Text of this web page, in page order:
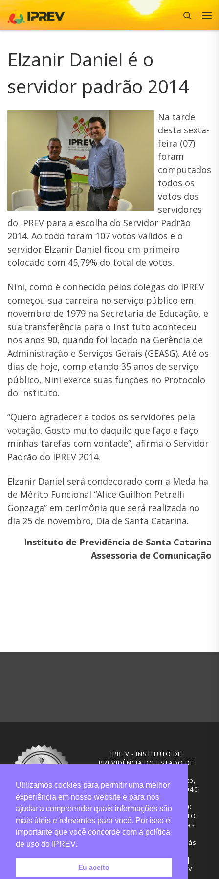
Skip to content
Search
Elzanir Daniel é o
servidor padrão 2014
Na tarde
desta sexta-
feira (07)
foram
computados
todos os
votos dos
servidores
do IPREV para a escolha do Servidor Padrão
2014. Ao todo foram 107 votos válidos e o
servidor Elzanir Daniel ficou em primeiro
colocado com 45,79% do total de votos.
Nini, como é conhecido pelos colegas do IPREV
começou sua carreira no serviço público em
novembro de 1979 na Secretaria de Educação, e
sua transferência para o Instituto aconteceu
nos anos 90, quando foi locado na Gerência de
Administração e Serviços Gerais (GEASG). Até os
dias de hoje, completando 35 anos de serviço
público, Nini exerce suas funções no Protocolo
do Instituto.
“Quero agradecer a todos os servidores pela
votação. Gosto muito daquilo que faço e faço
minhas tarefas com vontade”, afirma o Servidor
Padrão do IPREV 2014.
Elzanir Daniel será condecorado com a Medalha
de Mérito Funcional “Alice Guilhon Petrelli
Gonzaga” em cerimônia que será realizada no
dia 25 de novembro, Dia de Santa Catarina.
Instituto de Previdência de Santa Catarina
Assessoria de Comunicação
IPREV - INSTITUTO DE
PREVIDÊNCIA DO ESTADO DE
Rua Visconde de Ouro Preto,
291 – Centro - CEP: 88020-040
Florianópolis - SC
Telefones: (48) 3665-4600
HORÁRIO DE FUNCIONAMENTO:
Central de Atendimento: das
12h30 às 18h
Sede administrativa: 7h30 às
Desenvolvimento: CIASC |
Gestão do conteúdo: IPREV
Utilizamos cookies para permitir uma melhor
experiência em nosso website e para nos
ajudar a compreender quais informações são
mais úteis e relevantes para você. Por isso é
importante que você concorde com a política
de uso do IPREV.
Eu aceito